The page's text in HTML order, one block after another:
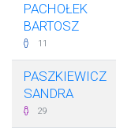
PACHOŁEK
BARTOSZ
11
PASZKIEWICZ
SANDRA
29